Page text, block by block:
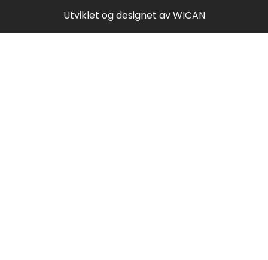
Utviklet og designet avWICAN